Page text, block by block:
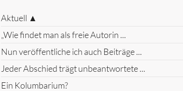
Aktuell ▲
„Wie findet man als freie Autorin ...
Nun veröffentliche ich auch Beiträge ...
Jeder Abschied trägt unbeantwortete ...
Ein Kolumbarium?